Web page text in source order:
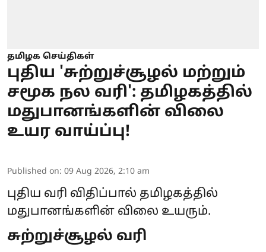
தமிழக செய்திகள்
புதிய 'சுற்றுச்சூழல் மற்றும்
சமூக நல வரி': தமிழகத்தில்
மதுபானங்களின் விலை
உயர வாய்ப்பு!
Published on: 09 Aug 2026, 2:10 am
புதிய வரி விதிப்பால் தமிழகத்தில்
மதுபானங்களின் விலை உயரும்.
சுற்றுச்சூழல் வரி